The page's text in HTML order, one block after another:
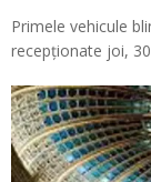
Primele vehicule
recepționate joi,